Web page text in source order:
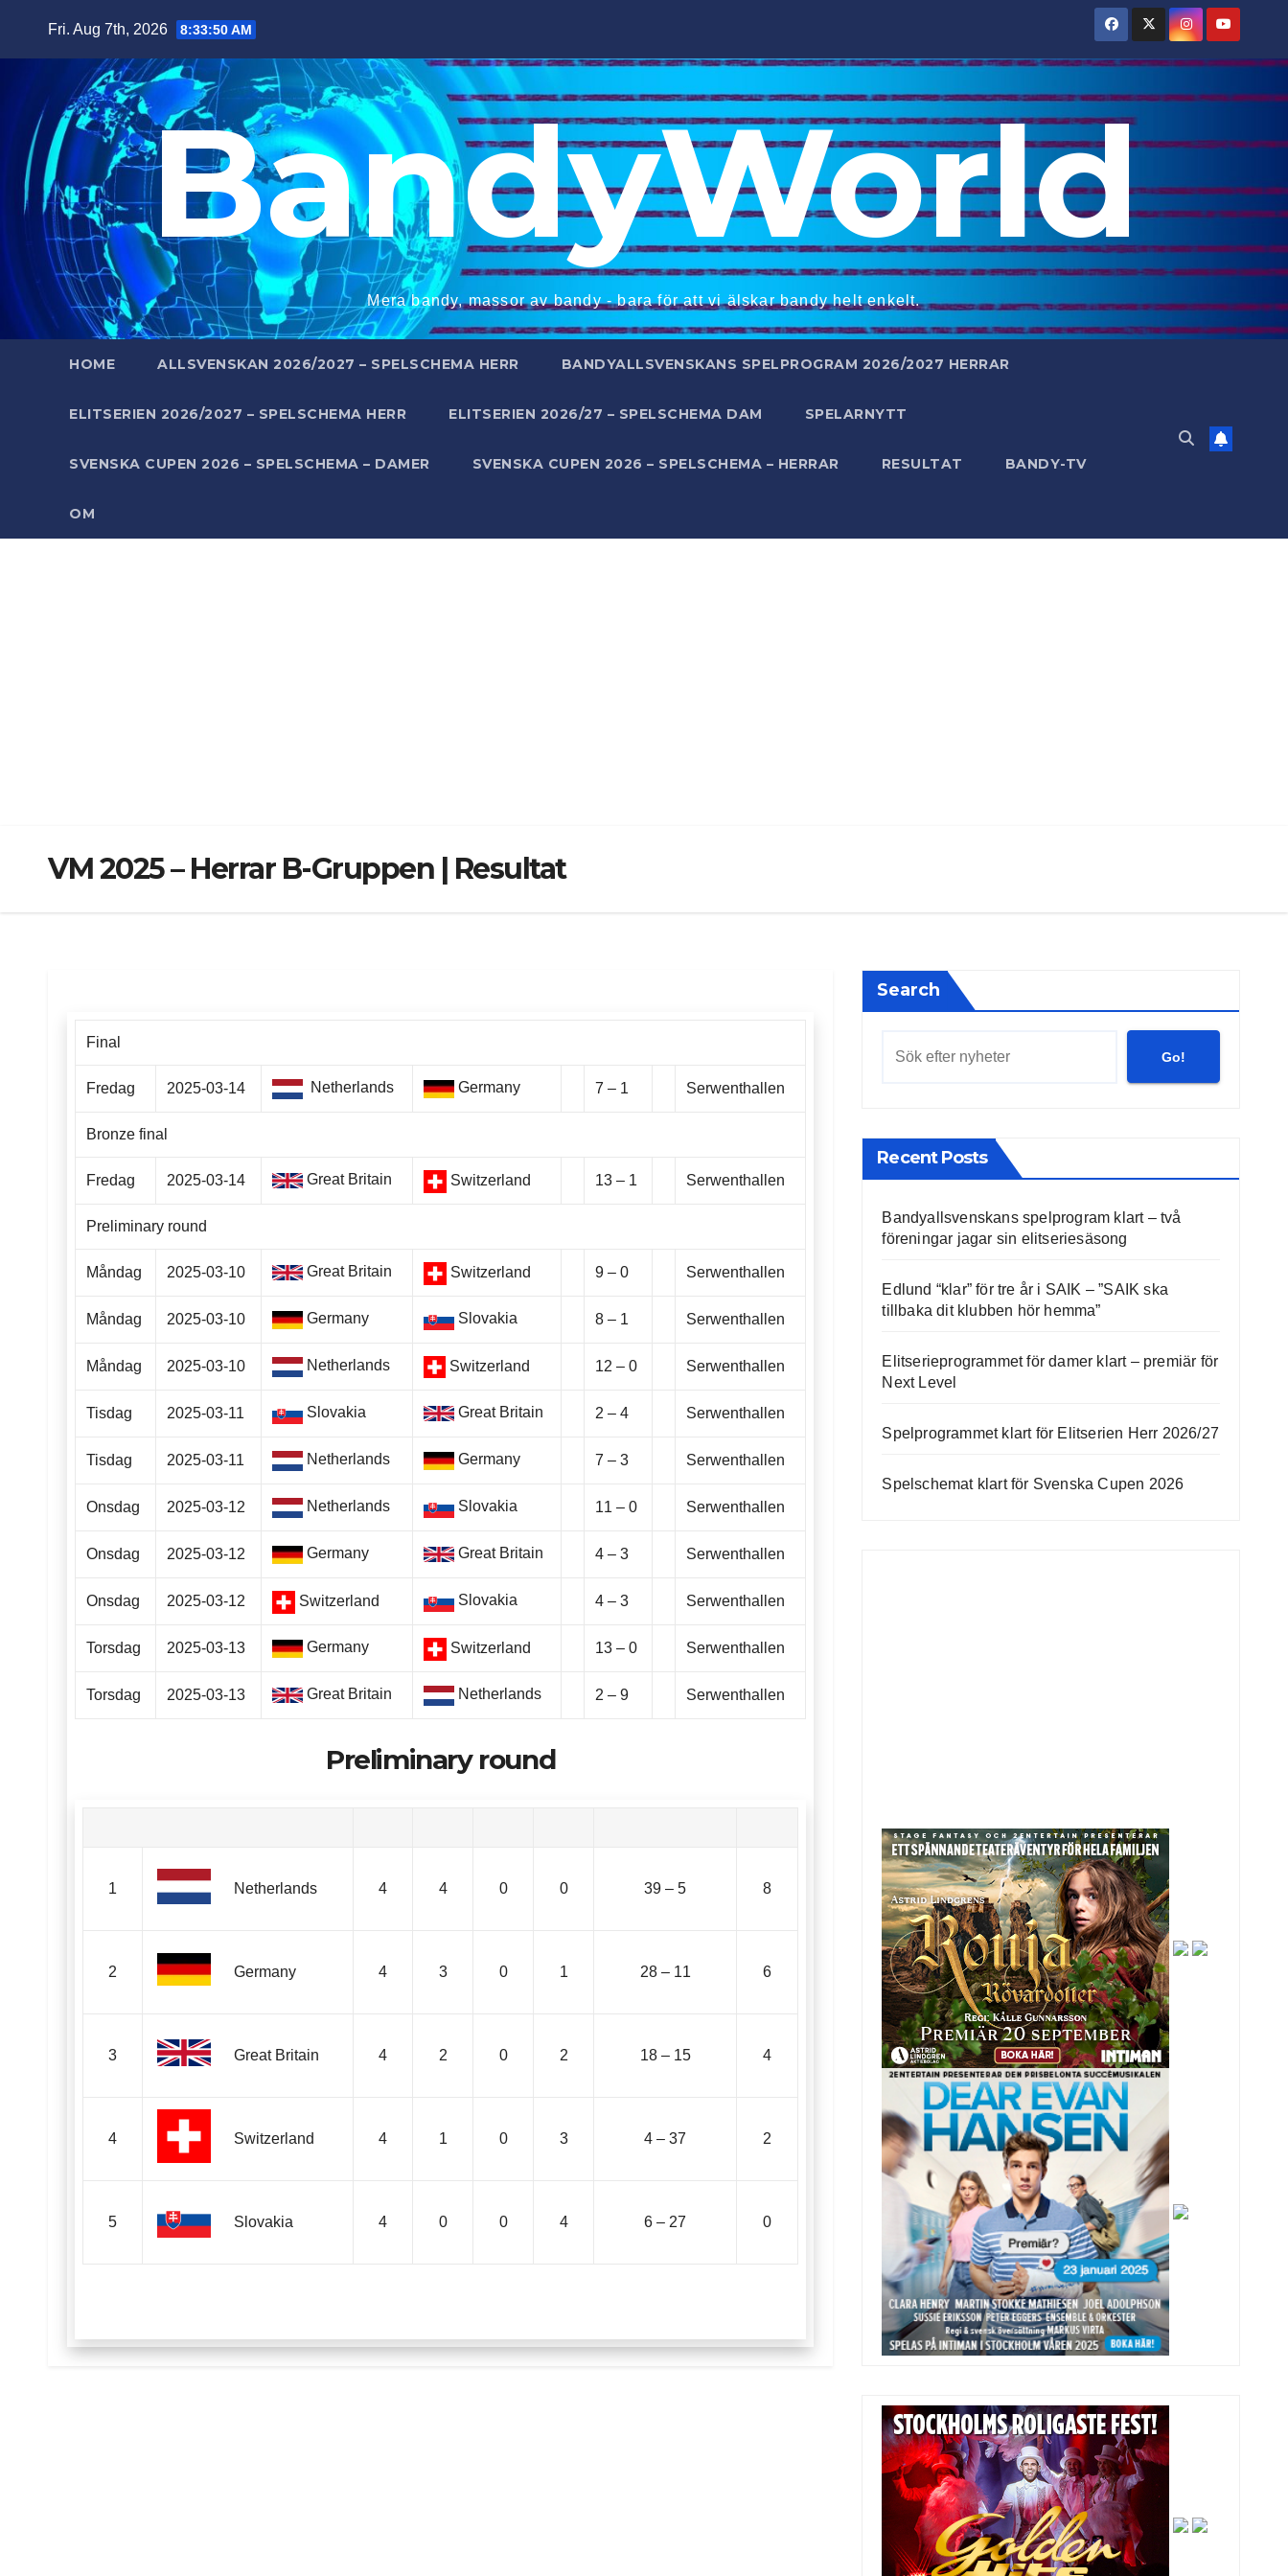
Fri. Aug 7th, 2026 8:33:51 AM
BandyWorld
Mera bandy, massor av bandy - bara för att vi älskar bandy helt enkelt.
HOME ALLSVENSKAN 2026/2027 – SPELSCHEMA HERR BANDYALLSVENSKANS SPELPROGRAM 2026/2027 HERRAR
ELITSERIEN 2026/2027 – SPELSCHEMA HERR ELITSERIEN 2026/27 – SPELSCHEMA DAM SPELARNYTT
SVENSKA CUPEN 2026 – SPELSCHEMA – DAMER SVENSKA CUPEN 2026 – SPELSCHEMA – HERRAR RESULTAT BANDY-TV
OM
VM 2025 – Herrar B-Gruppen | Resultat
Final
Fredag 2025-03-14 Netherlands Germany 7 – 1 Serwenthallen
Bronze final
Fredag 2025-03-14 Great Britain Switzerland 13 – 1 Serwenthallen
Preliminary round
Måndag 2025-03-10 Great Britain Switzerland 9 – 0 Serwenthallen
Måndag 2025-03-10 Germany Slovakia 8 – 1 Serwenthallen
Måndag 2025-03-10 Netherlands Switzerland 12 – 0 Serwenthallen
Tisdag 2025-03-11 Slovakia Great Britain 2 – 4 Serwenthallen
Tisdag 2025-03-11 Netherlands Germany 7 – 3 Serwenthallen
Onsdag 2025-03-12 Netherlands Slovakia 11 – 0 Serwenthallen
Onsdag 2025-03-12 Germany Great Britain 4 – 3 Serwenthallen
Onsdag 2025-03-12 Switzerland Slovakia 4 – 3 Serwenthallen
Torsdag 2025-03-13 Germany Switzerland 13 – 0 Serwenthallen
Torsdag 2025-03-13 Great Britain Netherlands 2 – 9 Serwenthallen
Preliminary round
1 Netherlands 4 4 0 0 39 – 5 8
2 Germany 4 3 0 1 28 – 11 6
3 Great Britain 4 2 0 2 18 – 15 4
4 Switzerland 4 1 0 3 4 – 37 2
5 Slovakia 4 0 0 4 6 – 27 0
Search
Go!
Recent Posts
Bandyallsvenskans spelprogram klart – två
föreningar jagar sin elitseriesäsong
Edlund “klar” för tre år i SAIK – ”SAIK ska
tillbaka dit klubben hör hemma”
Elitserieprogrammet för damer klart – premiär för
Next Level
Spelprogrammet klart för Elitserien Herr 2026/27
Spelschemat klart för Svenska Cupen 2026